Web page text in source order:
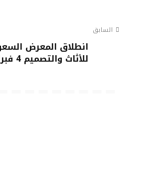
السابق
انطلاق المعرض
للأثاث والتصميم 4 فبراير